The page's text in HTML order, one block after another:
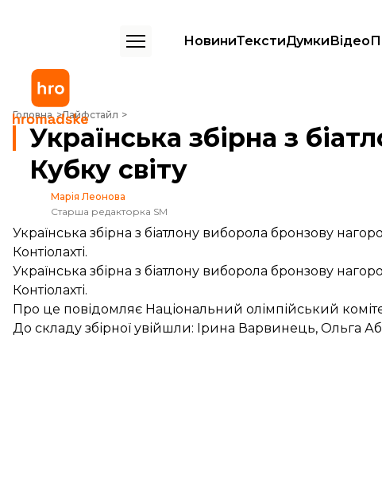
НовиниТекстиДумкиВідео
Головна Лайфстайл
Українська збірна з біатлону виграла «бронзу» на етапі Кубку світу
Українська збірна з
Кубку світу
Марія Леонова
Старша редакторка SM
Українська збірна з біатлону виборола бронзову
Контіолахті.
Українська збірна з біатлону виборола бронзову
Контіолахті.
Про це повідомляє Національний олімпійський
До складу збірної увійшли: Ірина Варвинець, Ольга